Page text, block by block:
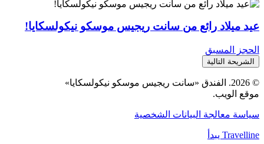
عيد ميلاد رائع من سانت ريجيس موسكو نيكولسكايا!
الحجز المسبق
الشريحة التالية
© 2026. الفندق «سانت ريجيس موسكو نيكولسكايا»
موقع الويب.
سياسة معالجة البيانات الشخصية
Travelline يبدأ